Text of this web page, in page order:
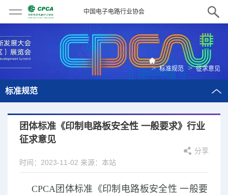
中国电子电路行业协会
> 标准规范 > 征求意见
标准规范
团体标准《印制电路板安全性 一般要求》行业
征求意见
分享
时间：2023-11-02 来源：本站
CPCA团体标准《印制电路板安全性 一般要